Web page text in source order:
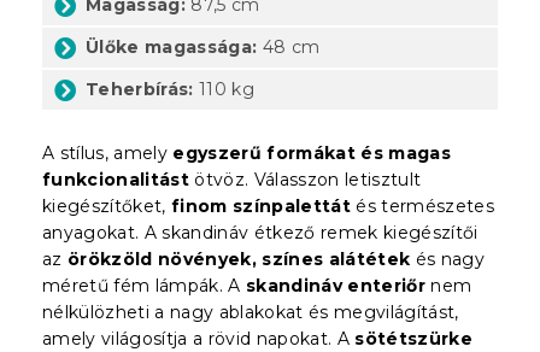
Magasság: 87,5 cm
Ülőke magassága: 48 cm
Teherbírás: 110 kg
A stílus, amely egyszerű formákat és magas
funkcionalitást ötvöz. Válasszon letisztult
kiegészítőket, finom színpalettát és természetes
anyagokat. A skandináv étkező remek kiegészítői
az örökzöld növények, színes alátétek és nagy
méretű fém lámpák. A skandináv enteriőr nem
nélkülözheti a nagy ablakokat és megvilágítást,
amely világosítja a rövid napokat. A sötétszürke